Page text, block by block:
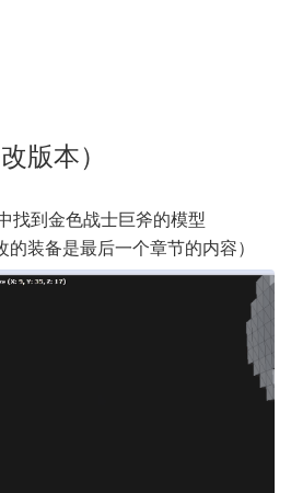
版本）
找到金色战士巨斧的模型
的装备是最后一个章节的内容）